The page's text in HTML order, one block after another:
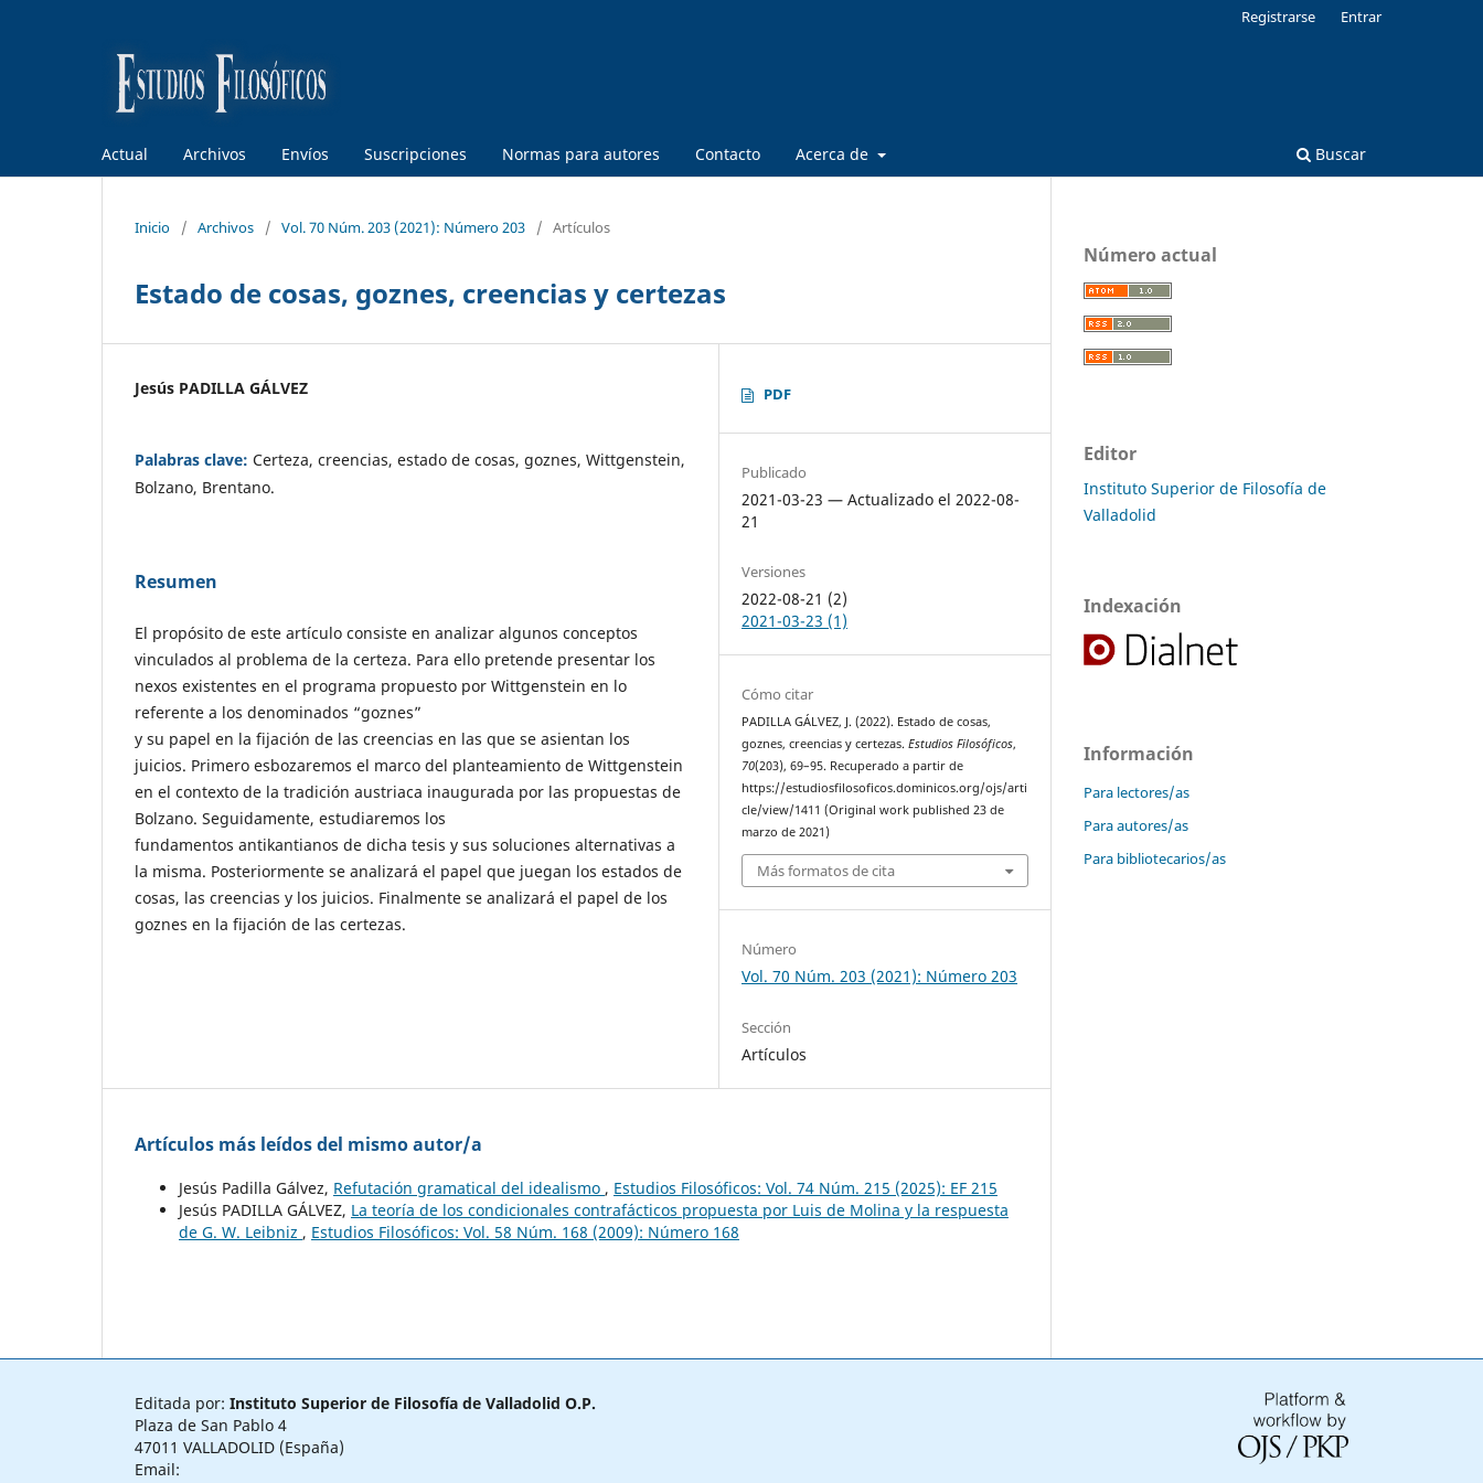
Actual Archivos Envíos Suscripciones Normas para autores Contacto Acerca de Buscar
Registrarse Entrar
Inicio / Archivos / Vol. 70 Núm. 203 (2021): Número 203 / Artículos
Estado de cosas, goznes, creencias y certezas
Jesús PADILLA GÁLVEZ
Palabras clave: Certeza, creencias, estado de cosas, goznes, Wittgenstein,
Bolzano, Brentano.
Resumen
El propósito de este artículo consiste en analizar algunos conceptos
vinculados al problema de la certeza. Para ello pretende presentar los
nexos existentes en el programa propuesto por Wittgenstein en lo
referente a los denominados “goznes”
y su papel en la fijación de las creencias en las que se asientan los
juicios. Primero esbozaremos el marco del planteamiento de Wittgenstein
en el contexto de la tradición austriaca inaugurada por las propuestas de
Bolzano. Seguidamente, estudiaremos los
fundamentos antikantianos de dicha tesis y sus soluciones alternativas a
la misma. Posteriormente se analizará el papel que juegan los estados de
cosas, las creencias y los juicios. Finalmente se analizará el papel de los
goznes en la fijación de las certezas.
PDF
Publicado
2021-03-23 — Actualizado el 2022-08-
21
Versiones
2022-08-21 (2)
2021-03-23 (1)
Cómo citar
PADILLA GÁLVEZ, J. (2022). Estado de cosas,
goznes, creencias y certezas.Estudios Filosóficos,
70(203), 69–95. Recuperado a partir de
https://estudiosfilosoficos.dominicos.org/ojs/arti
cle/view/1411 (Original work published 23 de
marzo de 2021)
Más formatos de cita
Número
Vol. 70 Núm. 203 (2021): Número 203
Sección
Artículos
Artículos más leídos del mismo autor/a
Jesús Padilla Gálvez, Refutación gramatical del idealismo , Estudios Filosóficos: Vol. 74 Núm. 215 (2025): EF 215
Jesús PADILLA GÁLVEZ, La teoría de los condicionales contrafácticos propuesta por Luis de Molina y la respuesta
de G. W. Leibniz , Estudios Filosóficos: Vol. 58 Núm. 168 (2009): Número 168
Número actual
Editor
Instituto Superior de Filosofía de
Valladolid
Indexación
Información
Para lectores/as
Para autores/as
Para bibliotecarios/as
Editada por: Instituto Superior de Filosofía de Valladolid O.P.
Plaza de San Pablo 4
47011 VALLADOLID (España)
Email: